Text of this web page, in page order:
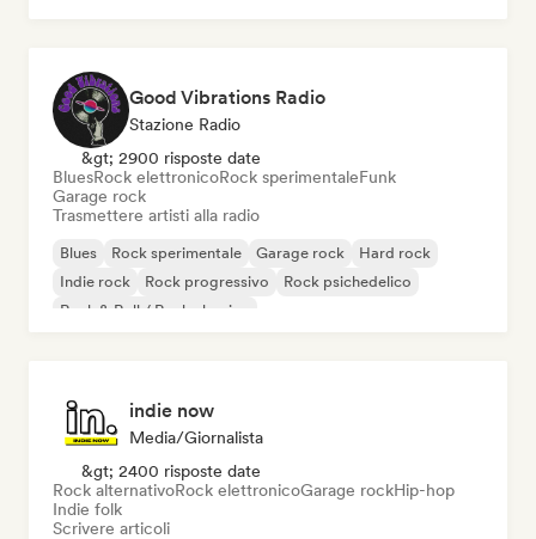
Good Vibrations Radio
Stazione Radio
&gt; 2900 risposte date
BluesRock elettronicoRock sperimentaleFunk
Garage rock
Trasmettere artisti alla radio
Blues Rock sperimentale Garage rock
Hard rock
Indie rock
Rock progressivo
Rock psichedelico
Rock & Roll / Rock classico
indie now
Media/Giornalista
&gt; 2400 risposte date
Rock alternativoRock elettronicoGarage rockHip-hop
Indie folk
Scrivere articoli